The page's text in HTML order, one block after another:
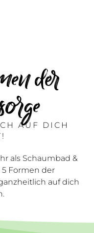
der
AUF DICH
als Schaumbad &
5 Formen der
auf dich